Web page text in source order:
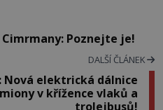
Poznejte je!
DALŠÍ ČLÁNEK
Nová elektrická dálnice
v křížence vlaků a
trolejbusů!